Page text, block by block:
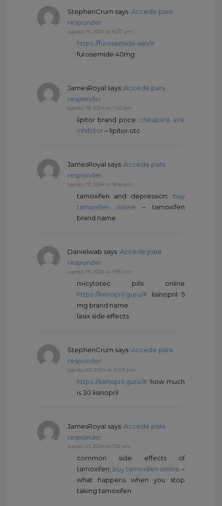
StephenCrurn says :Accede para
responder
agosto 19, 2024 at 6:27 pm
https://furosemide.win/#
furosemide 40mg
JamesRoyal says :Accede para
responder
agosto 19, 2024 at 7:03 pm
lipitor brand price: cheapest ace
inhibitor– lipitor otc
JamesRoyal says :Accede para
responder
agosto 19, 2024 at 9:04 pm
tamoxifen and depression: buy
tamoxifen online – tamoxifen
brand name
Danielwab says :Accede para
responder
agosto 19, 2024 at 9:35 pm
п»їcytotec pills online
https://lisinopril.guru/# lisinopril 5
mg brand name
lasix side effects
StephenCrurn says :Accede para
responder
agosto 20, 2024 at 10:03 pm
https://lisinopril.guru/# how much
is 30 lisinopril
JamesRoyal says :Accede para
responder
agosto 21, 2024 at 1:32 am
common side effects of
tamoxifen: buy tamoxifen online –
what happens when you stop
taking tamoxifen